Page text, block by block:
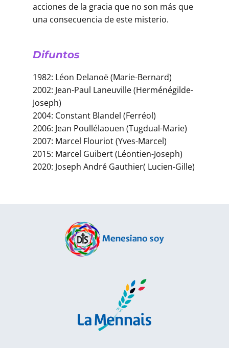
acciones de la gracia que no son más que
una consecuencia de este misterio.
Difuntos
1982: Léon Delanoë (Marie-Bernard)
2002: Jean-Paul Laneuville (Herménégilde-
Joseph)
2004: Constant Blandel (Ferréol)
2006: Jean Poullélaouen (Tugdual-Marie)
2007: Marcel Flouriot (Yves-Marcel)
2015: Marcel Guibert (Léontien-Joseph)
2020: Joseph André Gauthier( Lucien-Gille)